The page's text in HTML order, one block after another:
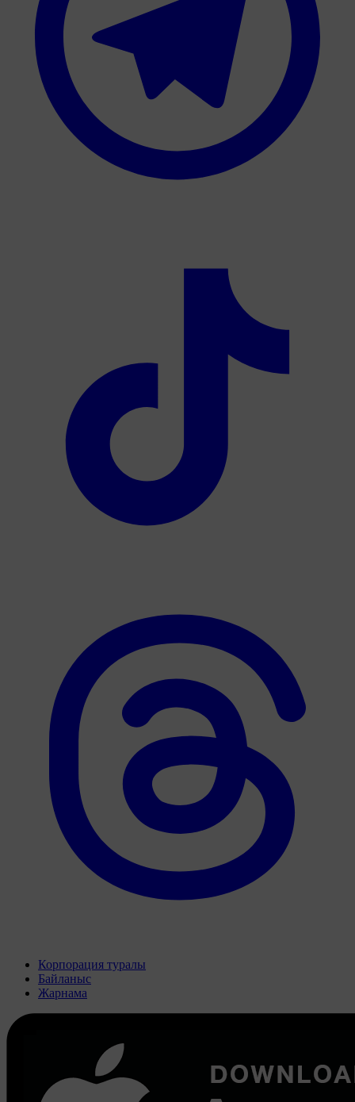
Корпорация туралы
Байланыс
Жарнама